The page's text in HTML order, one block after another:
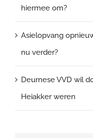
hiermee om?
Asielopvang
nu verder?
Deurnese VVD wil
Heiakker weren